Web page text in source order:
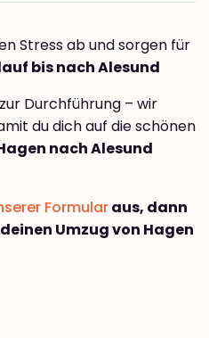
Stress ab und sorgen für
bis nach Alesund
Durchführung – wir
du dich auf die schönen
nach Alesund
Formularaus, dann
Umzug von Hagen